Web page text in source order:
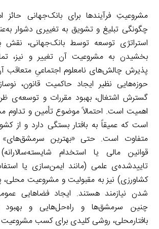
مشروعیتِ فرآیندها برای بانک‌جهانی حائز
چگونگی تبلیغ و تشویق به تغییری دشوار
استراتژی توسعه توسط بانک‌جهانی، نقش
بخشیدن به مشروعیت آن تغییر و نیز،
پذیرش چالش‌های نامعلوم اجتماعیِ متعاقب
حوزه‌هایی نظیر ایجاد حاکمیت قانون،
گسترش اشتغال، بهبود مقررات و توسعه‌ی
اهمیت است. احتمالاً موضوع تأمین و
است که عمیقاً به بافتار بستگی دارد و از
متفاوت است. حتی «بهترین
قوانین مالی یا استخدام
تاییدشده‌ی علمی (مانند ایمن‌سازی یا
کشاورزی) نیز به مقبولیت و مشروعیت محلی،
شدن نیازمند هستند. ایجاد فضاهایی
چنین سرمشق‌ها و راه‌حل‌هایی و بهبود
بافتارمحلی، روشی کلیدی برای کسب